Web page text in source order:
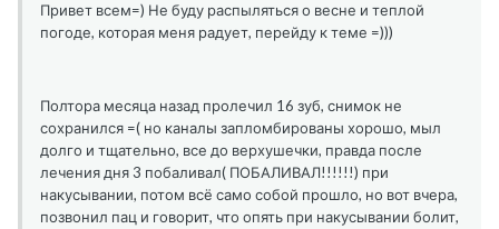
Привет всем=) Не буду распыляться о весне и теплой
погоде, которая меня радует, перейду к теме =)))
Полтора месяца назад пролечил 16 зуб, снимок не
сохранился =( но каналы запломбированы хорошо, мыл
долго и тщательно, все до верхушечки, правда после
лечения дня 3 побаливал( ПОБАЛИВАЛ!!!!!!) при
накусывании, потом всё само собой прошло, но вот вчера,
позвонил пац и говорит, что опять при накусывании болит,